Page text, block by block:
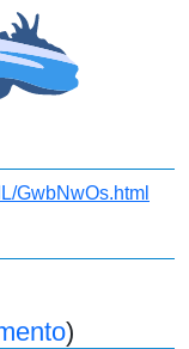
GwbNwOs.html
)